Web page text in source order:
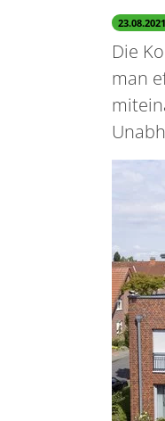
23.08.2021
Die
man